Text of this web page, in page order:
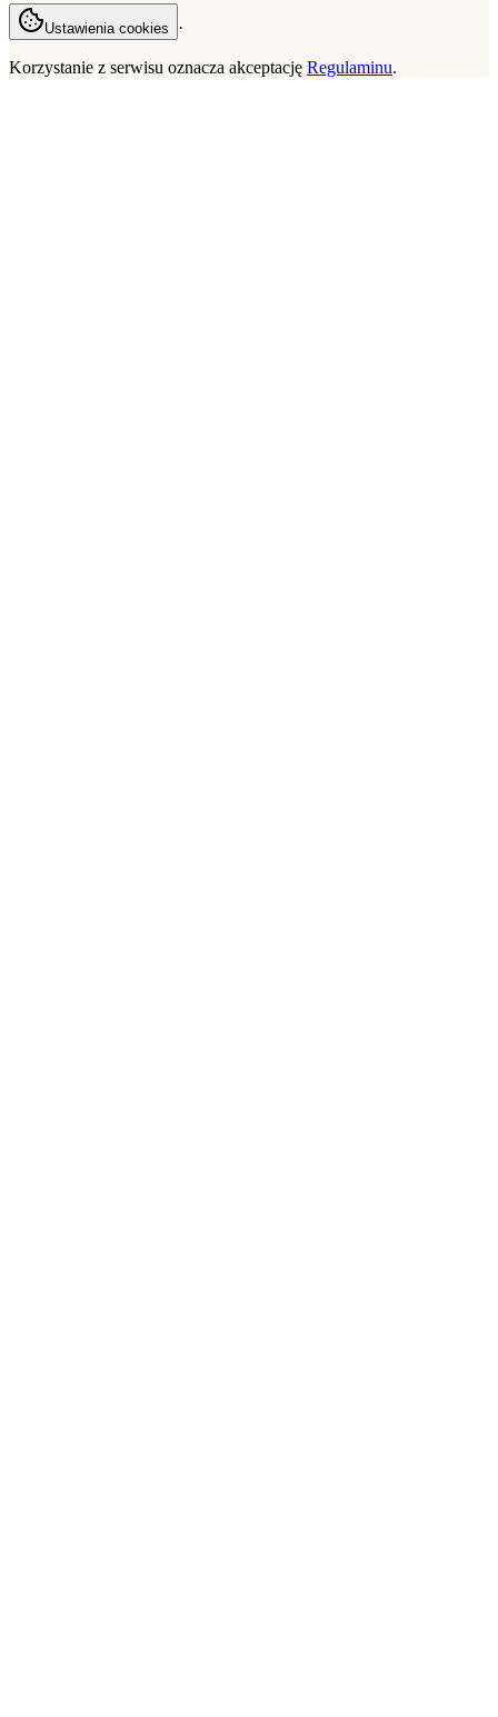
Ustawienia cookies ·
Korzystanie z serwisu oznacza akceptację Regulaminu.